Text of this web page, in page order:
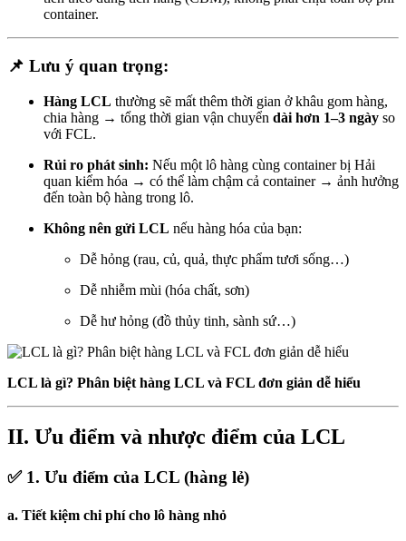
container.
📌 Lưu ý quan trọng:
Hàng LCL thường sẽ mất thêm thời gian ở khâu gom hàng,
chia hàng → tổng thời gian vận chuyển dài hơn 1–3 ngày so
với FCL.
Rủi ro phát sinh: Nếu một lô hàng cùng container bị Hải
quan kiểm hóa → có thể làm chậm cả container → ảnh hưởng
đến toàn bộ hàng trong lô.
Không nên gửi LCL nếu hàng hóa của bạn:
Dễ hỏng (rau, củ, quả, thực phẩm tươi sống…)
Dễ nhiễm mùi (hóa chất, sơn)
Dễ hư hỏng (đồ thủy tinh, sành sứ…)
LCL là gì? Phân biệt hàng LCL và FCL đơn giản dễ hiểu
II. Ưu điểm và nhược điểm của LCL
✅ 1. Ưu điểm của LCL (hàng lẻ)
a. Tiết kiệm chi phí cho lô hàng nhỏ